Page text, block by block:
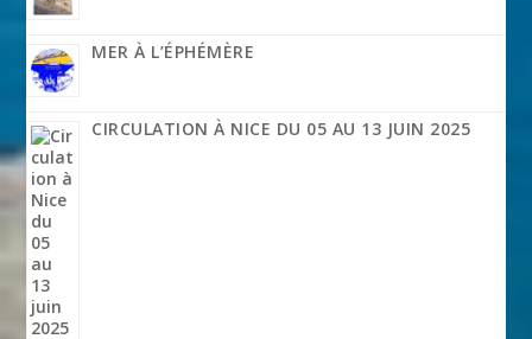
MER À L’ÉPHÉMÈRE
CIRCULATION À NICE DU 05 AU 13 JUIN 2025